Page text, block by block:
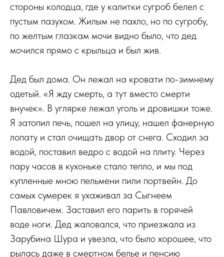
стороны колодца, где у калитки сугроб белел с
пустым пазухом. Жилым не пахло, но по сугробу,
по желтым глазкам мочи видно было, что дед
мочился прямо с крыльца и был жив.
Дед был дома. Он лежал на кровати по-зимнему
одетый. «Я жду смерть, а тут вместо смерти
внучек». В углярке лежал уголь и дровишки тоже.
Я затопил печь, пошел на улицу, нашел фанерную
лопату и стал очищать двор от снега. Сходил за
водой, поставил ведро с водой на плиту. Через
пару часов в кухоньке стало тепло, и мы под
купленные мною пельмени пили портвейн. До
самых сумерек я ухаживал за Сыгнеем
Павловичем. Заставил его парить в горячей
воде ноги. Дед жаловался, что приезжала из
Зарубина Шура и увезла, что было хорошее, что
рылась даже в смертном белье и пенсию